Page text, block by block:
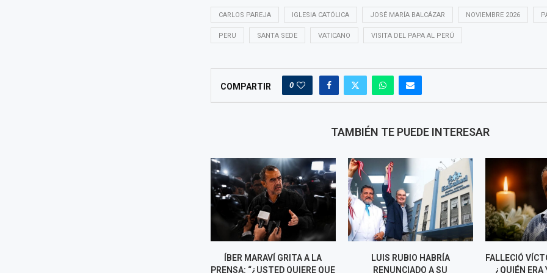
CARLOS PAREJA IGLESIA CATÓLICA JOSÉ MARÍA BALCÁZAR NOVIEMBRE 2026
PERU SANTA SEDE VATICANO VISITA DEL PAPA AL PERÚ
COMPARTIR 0
TAMBIÉN TE PUEDE INTERESAR
ÍBER MARAVÍ GRITA A LA
PRENSA: “¿USTED QUIERE QUE
LUIS RUBIO HABRÍA
RENUNCIADO A SU
FALLECIÓ
¿QUIÉN ERA